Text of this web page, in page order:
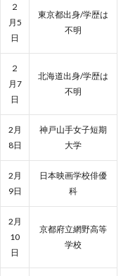
２
月5
日
東京都出身/学歴は
不明
２
月7
日
北海道出身/学歴は
不明
2月
8日
神戸山手女子短期
大学
2月
9日
日本映画学校俳優
科
2月
10
日
京都府立網野高等
学校